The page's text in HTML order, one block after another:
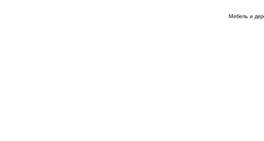
Мебель и